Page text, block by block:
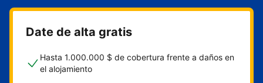
casa rural
Date de alta gratis
Hasta 1.000.000 $ de cobertura frente a daños en
el alojamiento